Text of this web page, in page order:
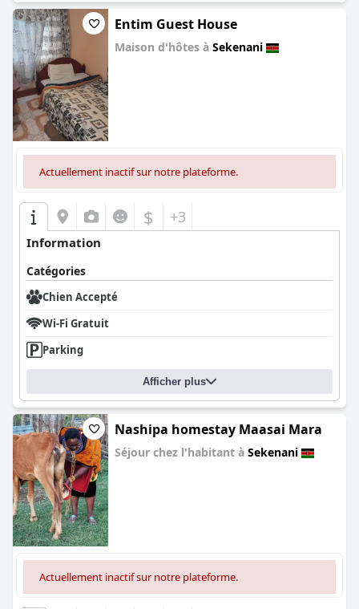
Entim Guest House
Maison d'hôtes à Sekenani
Actuellement inactif sur notre plateforme.
$ +3
Information
Catégories
Chien Accepté
Wi-Fi Gratuit
Parking
Afficher plus
Nashipa homestay Maasai Mara
Séjour chez l'habitant à Sekenani
Actuellement inactif sur notre plateforme.